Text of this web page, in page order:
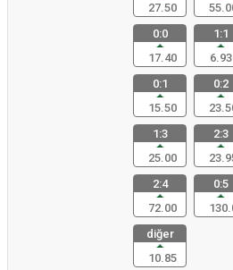
27.50
0:0
17.40
1:1
6.93
0:1
15.50
0:2
1:3
25.00
2:3
2:4
72.00
0:5
diğer
10.85